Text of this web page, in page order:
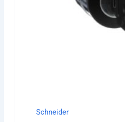
Schneider